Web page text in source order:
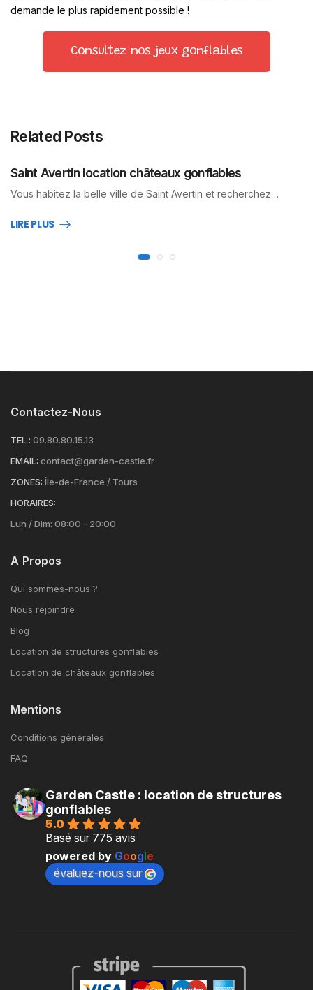
demande le plus rapidement possible !
Consultez nos jeux gonflables
Related Posts
Saint Avertin location châteaux gonflables
Vous habitez la belle ville de Saint Avertin et recherchez…
LIRE PLUS
Contactez-Nous
TEL : 09.80.80.15.13
EMAIL: contact@garden-castle.fr
ZONES: Île-de-France / Tours
HORAIRES:
Lun / Dim: 08:00 - 20:00
A Propos
Qui sommes-nous ?
Nous rejoindre
Blog
Location de structures gonflables
Location de châteaux gonflables
Mentions
Conditions générales
FAQ
Garden Castle : location de structures
gonflables
5.0
Basé sur 775 avis
powered by Google
évaluez-nous sur